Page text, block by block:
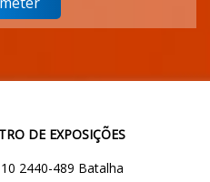
DE EXPOSIÇÕES
2440-489 Batalha